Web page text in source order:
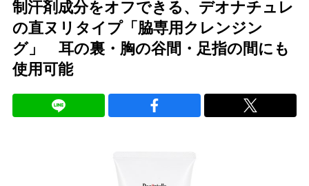
制汗剤成分をオフできる、デオナチュレ
の直ヌリタイプ「脇専用クレンジン
グ」 耳の裏・胸の谷間・足指の間にも
使用可能